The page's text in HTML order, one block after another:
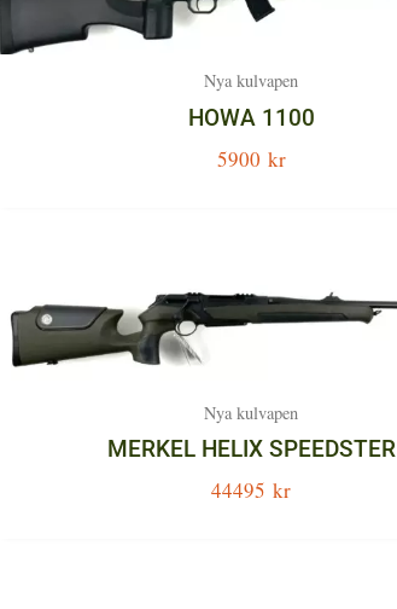
Nya kulvapen
HOWA 1100
5900 kr
Nya kulvapen
MERKEL HELIX SPEEDSTER
44495 kr